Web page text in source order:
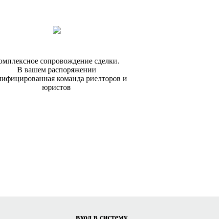
сопровождение сделки.
В вашем распоряжении
команда риелторов и
юристов
вход в систему